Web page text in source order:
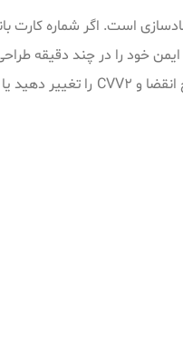
است. اگر شماره کارت
خود را در چند دقیقه